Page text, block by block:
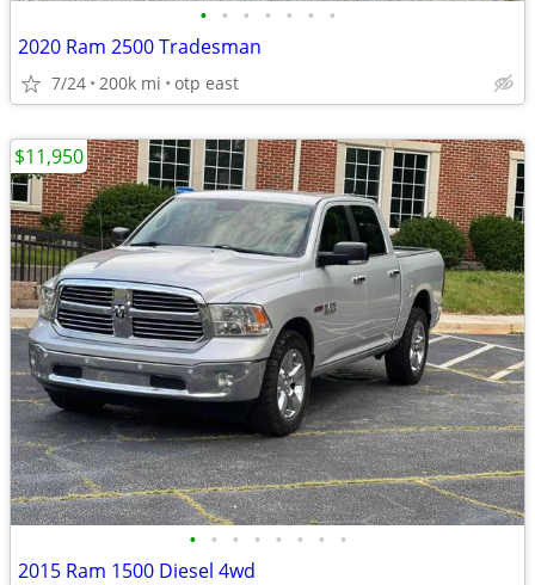
• • • • • • •
2020 Ram 2500 Tradesman
7/24 200k mi otp east
• • • • • • • •
2015 Ram 1500 Diesel 4wd
$11,950